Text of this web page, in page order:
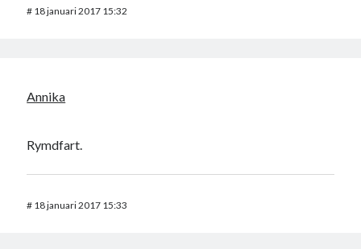
# 18 januari 2017 15:32
Annika
Rymdfart.
# 18 januari 2017 15:33